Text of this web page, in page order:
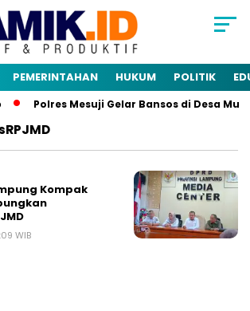
PEMERINTAHAN HUKUM POLITIK
Polres Mesuji Gelar Bansos di Desa
Kompak
WIB